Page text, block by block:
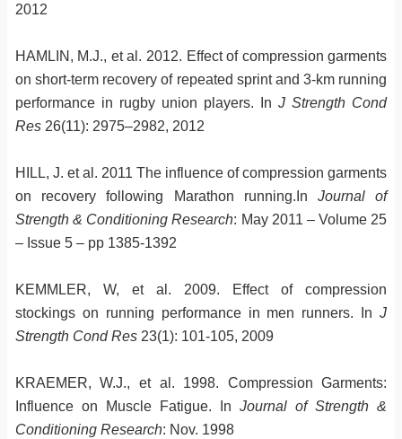
2012
HAMLIN, M.J., et al. 2012. Effect of compression garments
on short-term recovery of repeated sprint and 3-km running
performance in rugby union players. InJ Strength Cond
Res26(11): 2975–2982, 2012
HILL, J. et al. 2011 The influence of compression garments
on recovery following Marathon running.InJournal of
Strength & Conditioning Research: May 2011 – Volume 25
– Issue 5 – pp 1385-1392
KEMMLER, W, et al. 2009. Effect of compression
stockings on running performance in men runners. InJ
Strength Cond Res23(1): 101-105, 2009
KRAEMER, W.J., et al. 1998. Compression Garments:
Influence on Muscle Fatigue. InJournal of Strength &
Conditioning Research: Nov. 1998